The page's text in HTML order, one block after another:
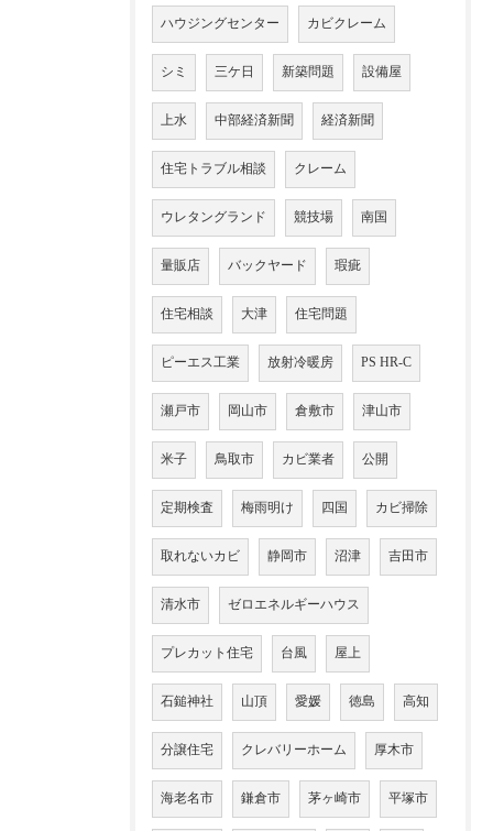
ハウジングセンター カビクレーム
シミ 三ケ日 新築問題 設備屋
上水 中部経済新聞 経済新聞
住宅トラブル相談 クレーム
ウレタングランド 競技場 南国
量販店 バックヤード 瑕疵
住宅相談 大津 住宅問題
ピーエス工業 放射冷暖房 PS HR-C
瀬戸市 岡山市 倉敷市 津山市
米子 鳥取市 カビ業者 公開
定期検査 梅雨明け 四国 カビ掃除
取れないカビ 静岡市 沼津 吉田市
清水市 ゼロエネルギーハウス
プレカット住宅 台風 屋上
石鎚神社 山頂 愛媛 徳島 高知
分譲住宅 クレバリーホーム 厚木市
海老名市 鎌倉市 茅ヶ崎市 平塚市